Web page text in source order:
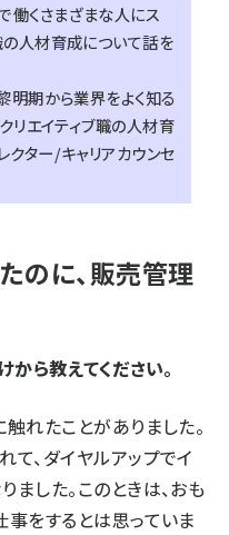
働くさまざまな人にス
の人材育成について話を
明期から業界をよく知る
リエイティブ職の人材育
クター/キャリアカウンセ
のに、販売管理
ら教えてください。
れたことがありました。
、ダイヤルアップでイ
ました。このときは、おも
事をするとは思っていま